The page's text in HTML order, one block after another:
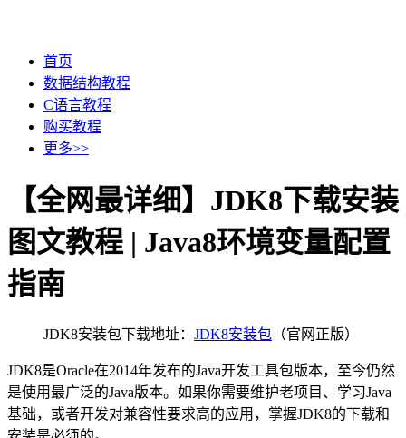
首页
数据结构教程
C语言教程
购买教程
更多>>
【全网最详细】JDK8下载安装
图文教程 | Java8环境变量配置
指南
JDK8安装包下载地址： JDK8安装包 （官网正版）
JDK8是Oracle在2014年发布的Java开发工具包版本，至今仍然
是使用最广泛的Java版本。如果你需要维护老项目、学习Java
基础，或者开发对兼容性要求高的应用，掌握JDK8的下载和